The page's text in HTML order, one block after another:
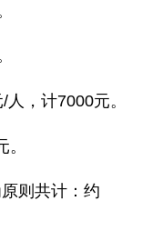
，计7000元。
则共计：约